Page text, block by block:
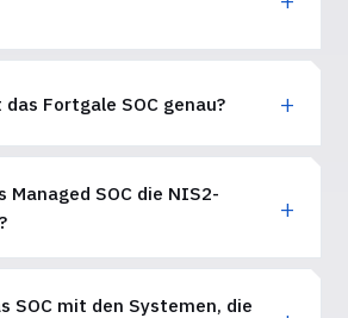
Fortgale SOC genau?
SOC die NIS2-
SOC mit den Systemen, die